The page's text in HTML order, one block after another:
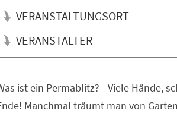
VERANSTALTUNGSORT
VERANSTALTER
ist ein Permablitz? - Viele Hände,
Manchmal träumt man von